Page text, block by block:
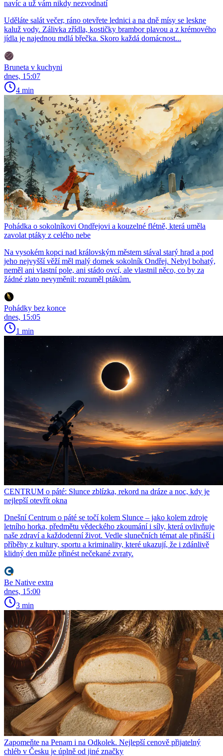
navíc a už vám nikdy nezvodnatí
Uděláte salát večer, ráno otevřete lednici a na dně mísy se leskne
kaluž vody. Zálivka zřídla, kostičky brambor plavou a z krémového
jídla je najednou mdlá břečka. Skoro každá domácnost...
Bruneta v kuchyni
dnes, 15:07
4 min
Pohádka o sokolníkovi Ondřejovi a kouzelné flétně, která uměla
zavolat ptáky z celého nebe
Na vysokém kopci nad královským městem stával starý hrad a pod
jeho nejvyšší věží měl malý domek sokolník Ondřej. Nebyl bohatý,
neměl ani vlastní pole, ani stádo ovcí, ale vlastnil něco, co by za
žádné zlato nevyměnil: rozuměl ptákům.
Pohádky bez konce
dnes, 15:05
1 min
CENTRUM o páté: Slunce zblízka, rekord na dráze a noc, kdy je
nejlepší otevřít okna
Dnešní Centrum o páté se točí kolem Slunce – jako kolem zdroje
letního horka, předmětu vědeckého zkoumání i síly, která ovlivňuje
naše zdraví a každodenní život. Vedle slunečních témat ale přináší i
příběhy z kultury, sportu a kriminality, které ukazují, že i zdánlivě
klidný den může přinést nečekané zvraty.
Be Native extra
dnes, 15:00
3 min
Zapomeňte na Penam i na Odkolek. Nejlepší cenově přijatelný
chléb v Česku je úplně od jiné značky